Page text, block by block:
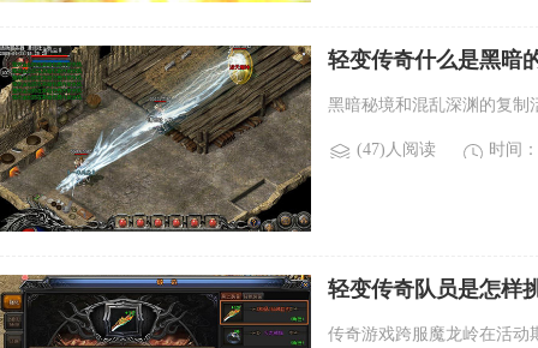
轻变传奇什么是黑暗
黑暗秘境和混乱深渊的复制
(47)人阅读 时间
轻变传奇队员是怎样
传奇游戏跨服魔龙岭在活动